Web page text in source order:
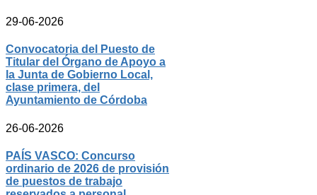
29-06-2026
Convocatoria del Puesto de
Titular del Órgano de Apoyo a
la Junta de Gobierno Local,
clase primera, del
Ayuntamiento de Córdoba
26-06-2026
PAÍS VASCO: Concurso
ordinario de 2026 de provisión
de puestos de trabajo